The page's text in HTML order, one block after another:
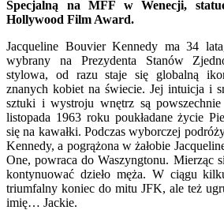
Specjalną na MFF w Wenecji,
Hollywood Film Award.
Jacqueline Bouvier Kennedy ma 34
wybrany na Prezydenta Stanów
stylowa, od razu staje się globalną
znanych kobiet na świecie. Jej intuicja i
sztuki i wystroju wnętrz są
listopada 1963 roku poukładane życie
się na kawałki. Podczas wyborczej
Kennedy, a pogrążona w żałobie
One, powraca do Waszyngtonu. Mierząc
kontynuować dzieło męża. W ciągu
triumfalny koniec do mitu JFK, ale też
imię… Jackie.